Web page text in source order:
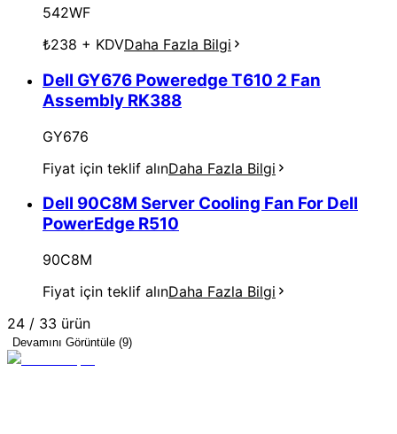
542WF
₺238 + KDVDaha Fazla Bilgi
Dell GY676 Poweredge T610 2 Fan
Assembly RK388
GY676
Fiyat için teklif alınDaha Fazla Bilgi
Dell 90C8M Server Cooling Fan For Dell
PowerEdge R510
90C8M
Fiyat için teklif alınDaha Fazla Bilgi
24 / 33 ürün
Devamını Görüntüle (9)